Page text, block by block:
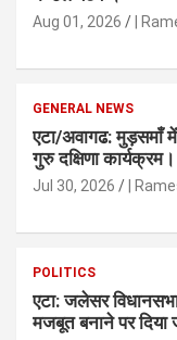
Aug 01, 2026 |
GENERAL NEWS
एटा/अवागढ: मुड़समाँ
गुरु दक्षिणा कार्यक्रम।
Jul 30, 2026 |
POLITICS
एटा: जलेसर
मजबूत बनाने पर दिया